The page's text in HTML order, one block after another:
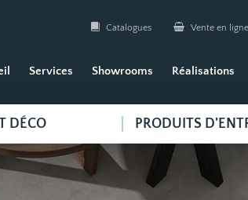
Catalogues Vente en
Services Showrooms Réalisations
DÉCO PRODUITS